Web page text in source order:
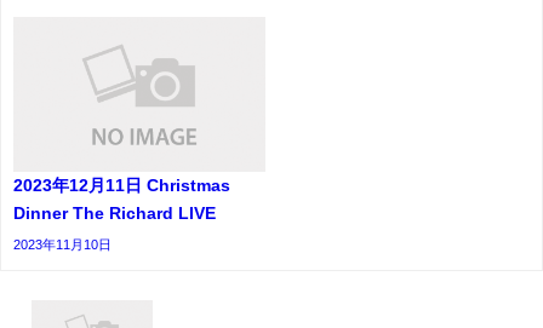
2023年12月11日 Christmas
Dinner The Richard LIVE
2023年11月10日